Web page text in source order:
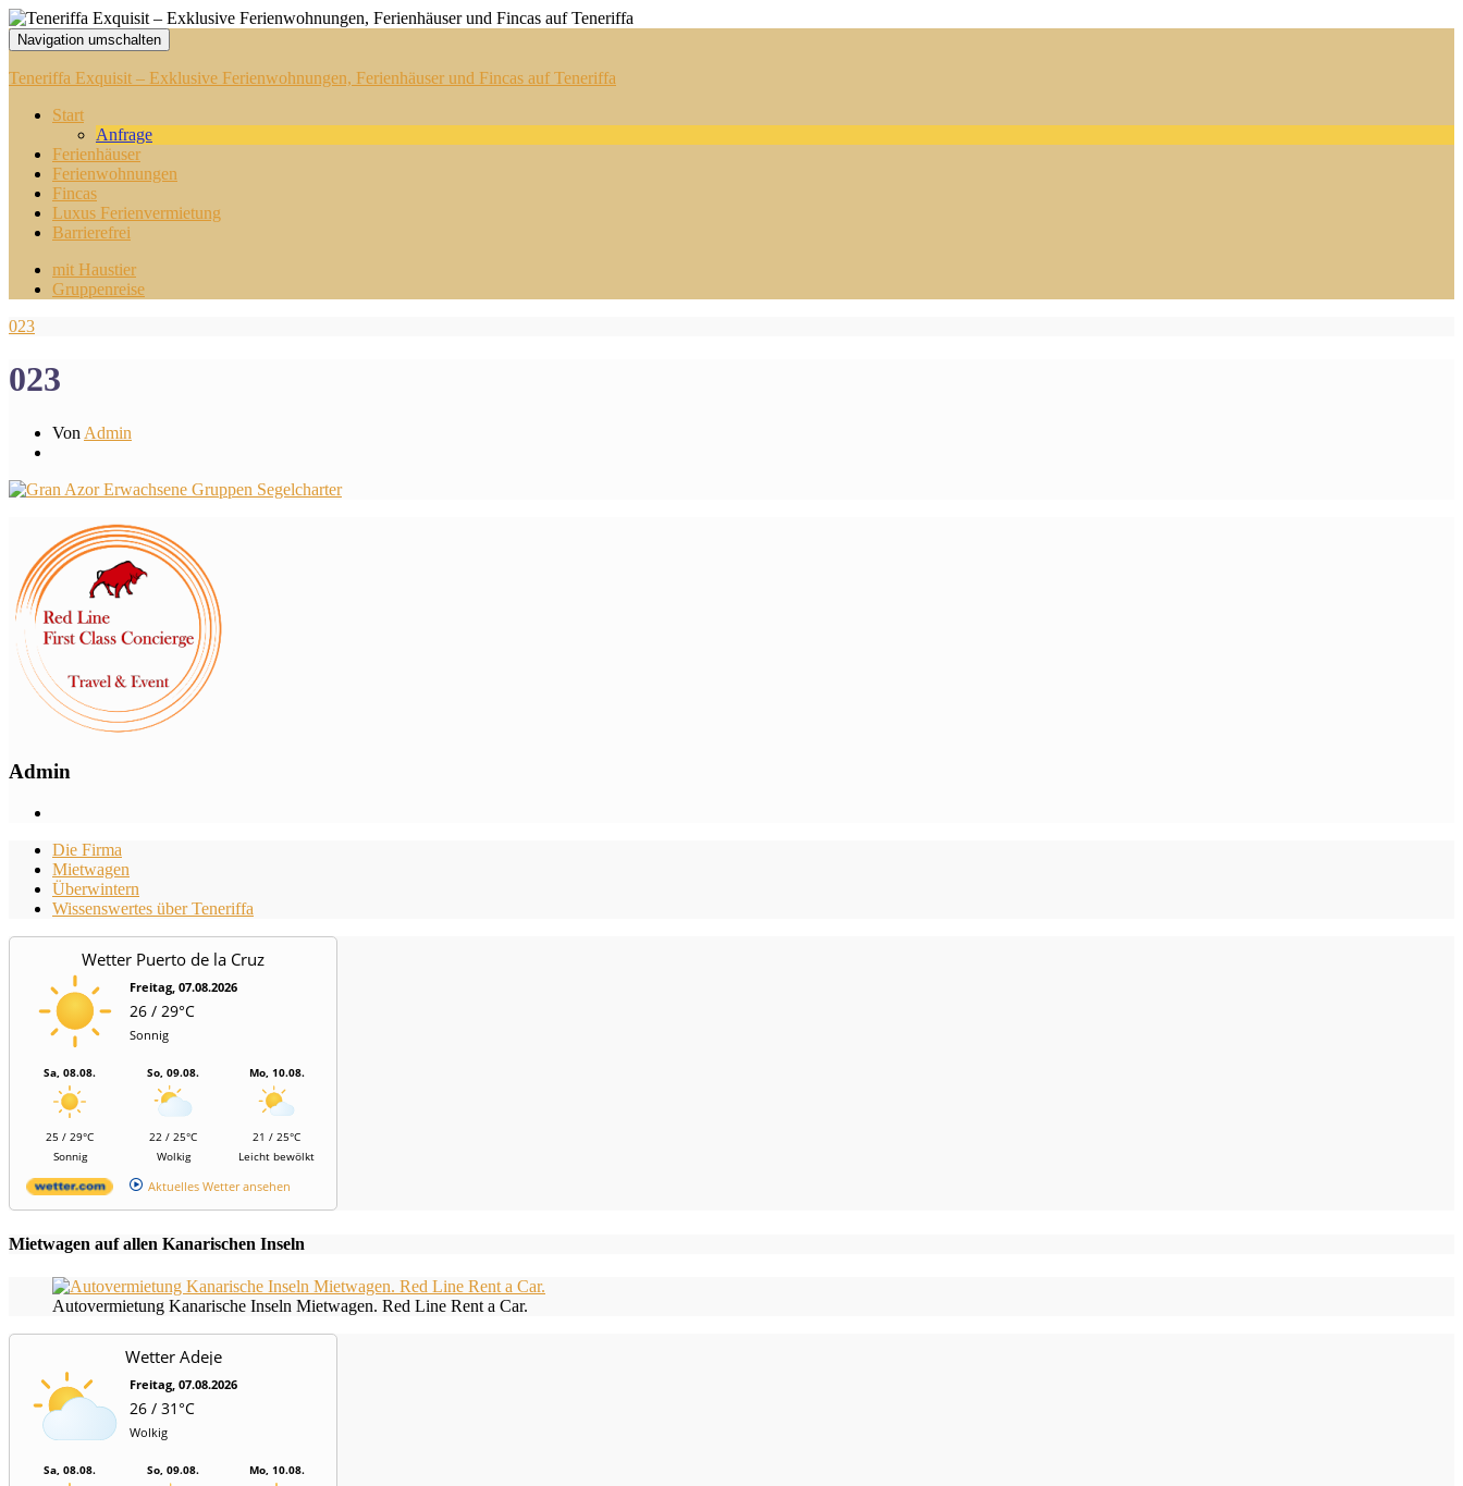
Navigation umschalten
Teneriffa Exquisit – Exklusive Ferienwohnungen, Ferienhäuser und Fincas auf Teneriffa
Start
Anfrage
Ferienhäuser
Ferienwohnungen
Fincas
Luxus Ferienvermietung
Barrierefrei
mit Haustier
Gruppenreise
023
023
Von Admin
Admin
Die Firma
Mietwagen
Überwintern
Wissenswertes über Teneriffa
Wetter Puerto de la Cruz
Freitag, 07.08.2026
26 / 29°C
Sonnig
Sa, 08.08.
25 / 29°C
Sonnig
So, 09.08.
22 / 25°C
Wolkig
Mo, 10.08.
21 / 25°C
Leicht bewölkt
Aktuelles Wetter ansehen
Mietwagen auf allen Kanarischen Inseln
Autovermietung Kanarische Inseln Mietwagen. Red Line Rent a Car.
Wetter Adeje
Freitag, 07.08.2026
26 / 31°C
Wolkig
Sa, 08.08. So, 09.08. Mo, 10.08.